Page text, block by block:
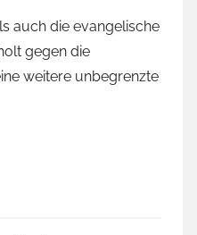
auch die evangelische
gegen die
weitere unbegrenzte